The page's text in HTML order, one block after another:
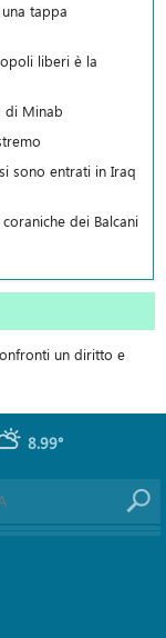
tappa
liberi è la
di Minab
sono entrati in Iraq
dei Balcani
un diritto e
8.99°